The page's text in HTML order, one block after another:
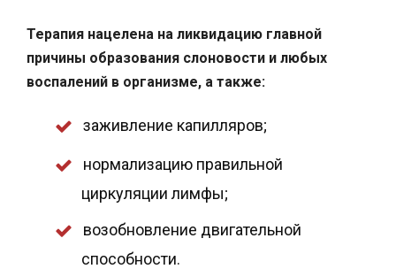
Терапия нацелена на ликвидацию главной
причины образования слоновости и любых
воспалений в организме, а также:
заживление капилляров;
нормализацию правильной
циркуляции лимфы;
возобновление двигательной
способности.